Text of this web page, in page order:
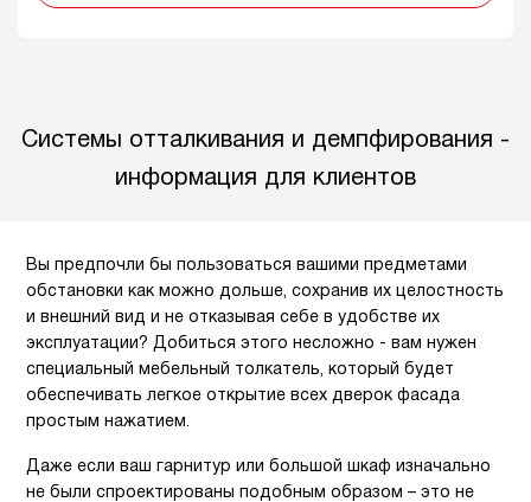
Системы отталкивания и демпфирования -
информация для клиентов
Вы предпочли бы пользоваться вашими предметами
обстановки как можно дольше, сохранив их целостность
и внешний вид и не отказывая себе в удобстве их
эксплуатации? Добиться этого несложно - вам нужен
специальный мебельный толкатель, который будет
обеспечивать легкое открытие всех дверок фасада
простым нажатием.
Даже если ваш гарнитур или большой шкаф изначально
не были спроектированы подобным образом – это не